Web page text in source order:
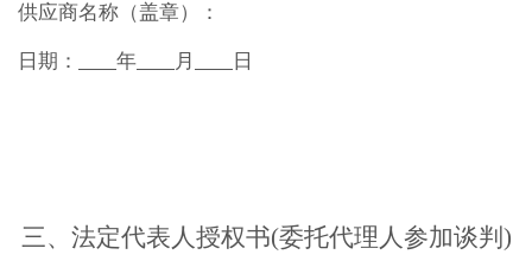
供应商名称（盖章）：
日期： 年 月 日
三、 法定代表人授权书(委托代理人参加谈判)